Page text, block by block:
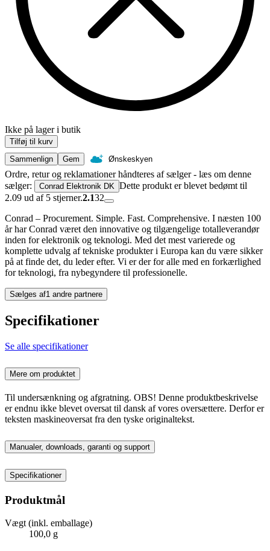
Ikke på lager i butik
Tilføj til kurv
Sammenlign
Gem Ønskeskyen
Ordre, retur og reklamationer håndteres af sælger - læs om denne
sælger:
Conrad Elektronik DK Dette produkt er blevet bedømt til
2.09 ud af 5 stjerner.2.132
Conrad – Procurement. Simple. Fast. Comprehensive. I næsten 100
år har Conrad været den innovative og tilgængelige totalleverandør
inden for elektronik og teknologi. Med det mest varierede og
komplette udvalg af tekniske produkter i Europa kan du være sikker
på at finde det, du leder efter. Vi er der for alle med en forkærlighed
for teknologi, fra nybegyndere til professionelle.
Sælges af1 andre partnere
Specifikationer
Se alle specifikationer
Mere om produktet
Til undersænkning og afgratning. OBS! Denne produktbeskrivelse
er endnu ikke blevet oversat til dansk af vores oversættere. Derfor er
teksten maskineoversat fra den tyske originaltekst.
Manualer, downloads, garanti og support
Specifikationer
Produktmål
Vægt (inkl. emballage)
100,0 g